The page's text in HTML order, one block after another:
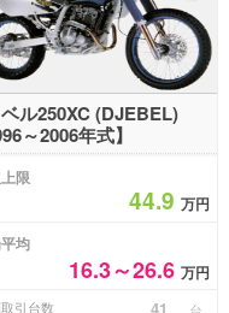
ル250XC (DJEBEL)
～2006年式】
限
44.9 万円
均
16.3～26.6 万円
引台数